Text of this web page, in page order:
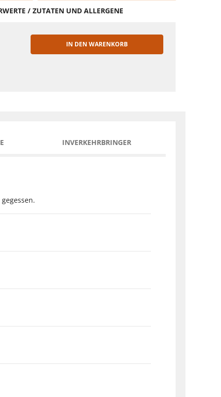
/ ZUTATEN UND ALLERGENE
IN DEN WARENKORB
INVERKEHRBRINGER